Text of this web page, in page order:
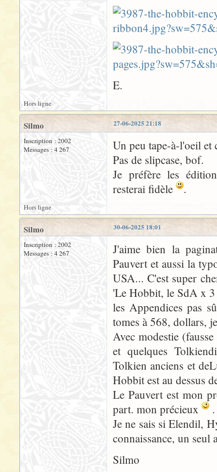
E.
Hors ligne
27-06-2025 21:18
Silmo
Inscription : 2002
Messages : 4 267
Un peu tape-à-l'oeil et
Pas de slipcase, bof.
Je préfère les
resterai fidèle
.
Hors ligne
30-06-2025 18:01
Silmo
Inscription : 2002
Messages : 4 267
J'aime bien la
Pauvert et aussi la
USA... C'est super
'Le Hobbit, le SdA x
les Appendices pas
tomes à 568, dollars,
Avec modestie
et quelques
Tolkien anciens et
Hobbit est au dessus
Le Pauvert est mon
part. mon précieux
.
Je ne sais si Elendil,
connaissance, un seul
Silmo